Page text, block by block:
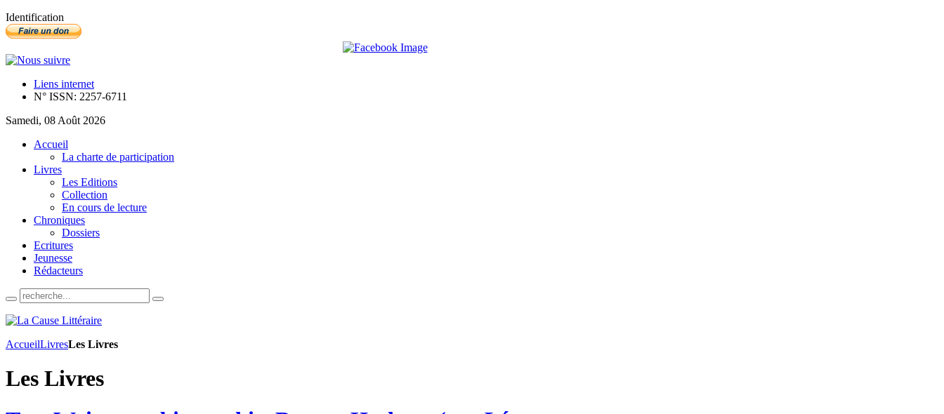
Identification
Liens internet
N° ISSN: 2257-6711
Samedi, 08 Août 2026
Accueil
La charte de participation
Livres
Les Editions
Collection
En cours de lecture
Chroniques
Dossiers
Ecritures
Jeunesse
Rédacteurs
AccueilLivresLes Livres
Les Livres